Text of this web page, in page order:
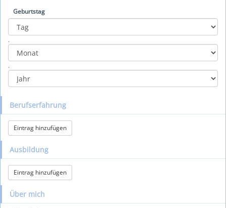
Geburtstag
Year
.
.
Berufserfahrung
Eintrag hinzufügen
Ausbildung
Eintrag hinzufügen
Über mich